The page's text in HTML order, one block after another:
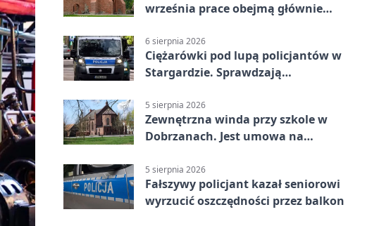
września prace obejmą głównie
6 sierpnia 2026
Ciężarówki pod lupą policjantów w
Stargardzie. Sprawdzają
5 sierpnia 2026
Zewnętrzna winda przy szkole w
Dobrzanach. Jest umowa na
5 sierpnia 2026
Fałszywy policjant kazał seniorowi
wyrzucić oszczędności przez balkon